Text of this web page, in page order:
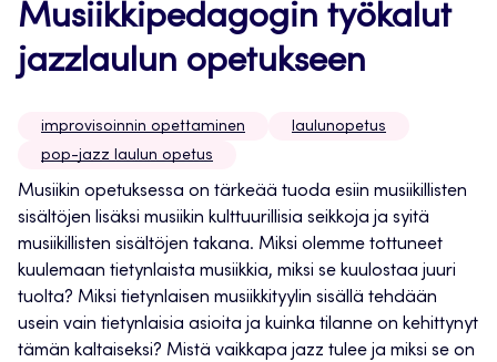
Musiikkipedagogin työkalut
jazzlaulun opetukseen
improvisoinnin opettaminen
laulunopetus
pop-jazz laulun opetus
Musiikin opetuksessa on tärkeää tuoda esiin musiikillisten
sisältöjen lisäksi musiikin kulttuurillisia seikkoja ja syitä
musiikillisten sisältöjen takana. Miksi olemme tottuneet
kuulemaan tietynlaista musiikkia, miksi se kuulostaa juuri
tuolta? Miksi tietynlaisen musiikkityylin sisällä tehdään
usein vain tietynlaisia asioita ja kuinka tilanne on kehittynyt
tämän kaltaiseksi? Mistä vaikkapa jazz tulee ja miksi se on